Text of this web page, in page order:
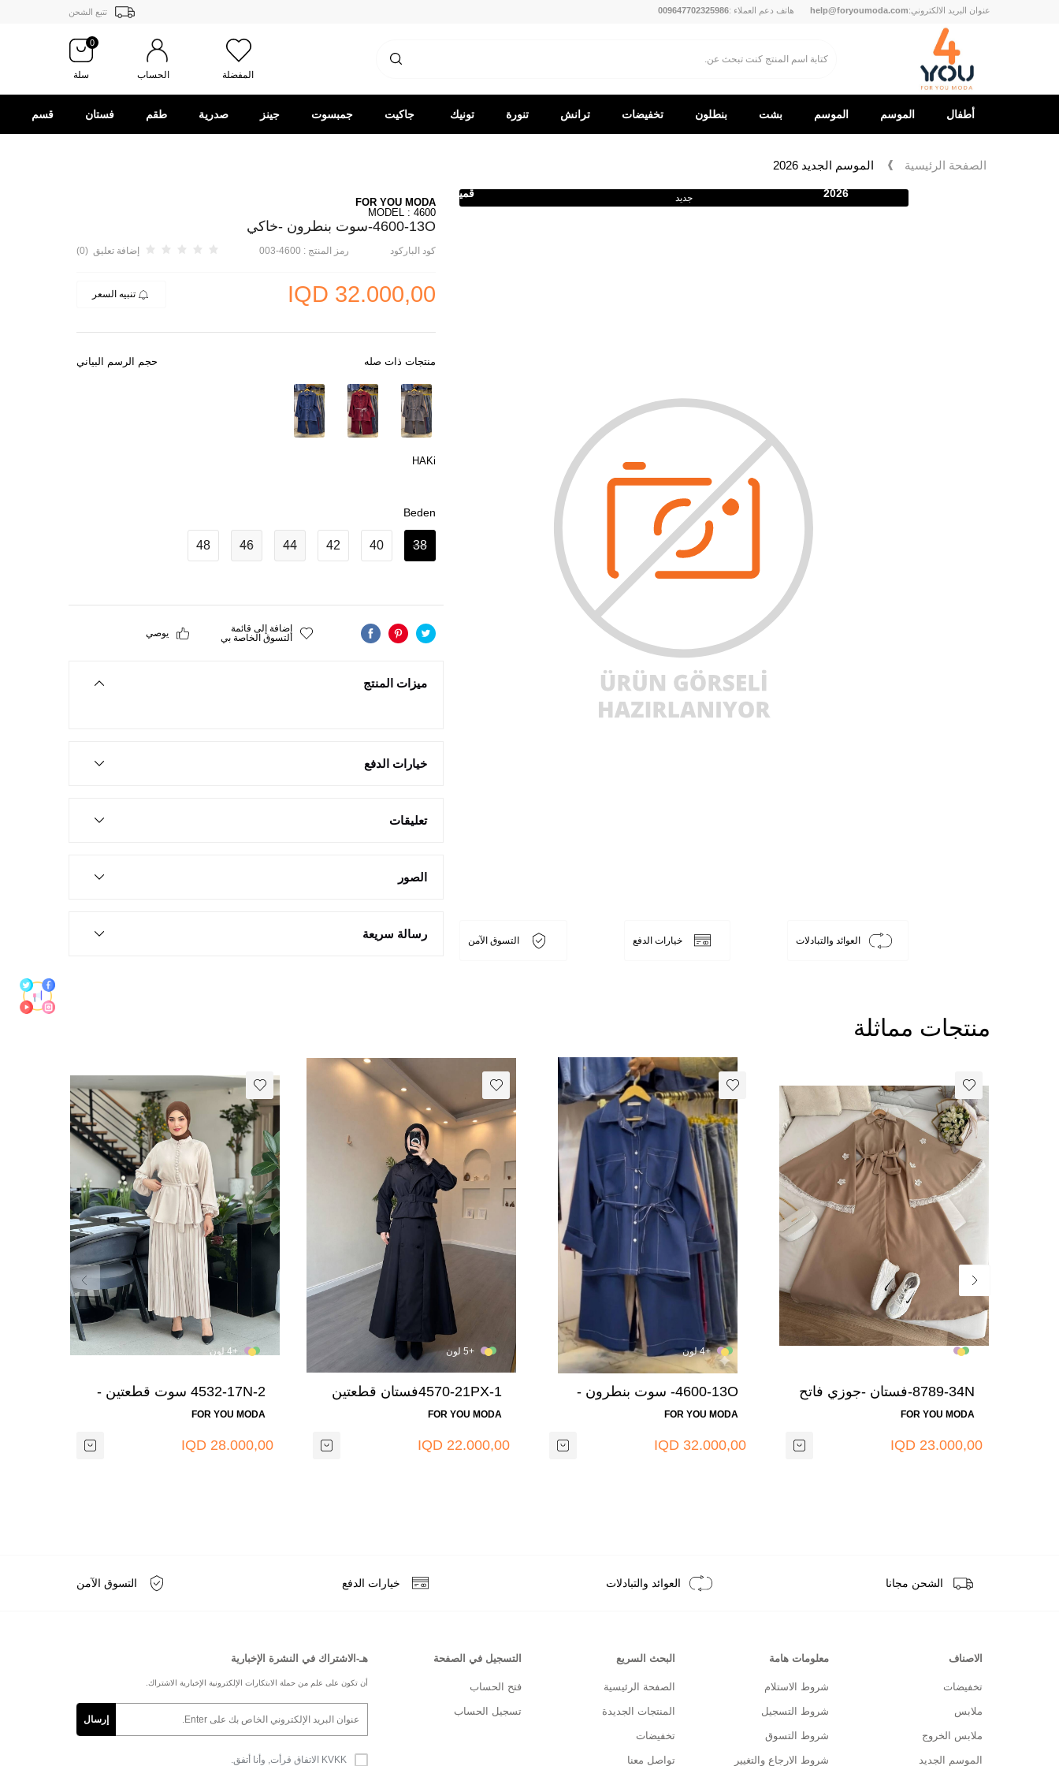
عنوان البريد الالكتروني:help@foryoumoda.com هاتف دعم العملاء :009647702325986 تتبع الشحن
المفضلة الحساب
0
سلة
أطفال الموسم الموسم
2026
بشت بنطلون تخفيضات ترانش تنورة تونيك
قميص
جاكيت جمبسوت جينز صدرية طقم فستان قسم
الصفحة الرئيسية الموسم الجديد 2026
جديد
العوائد والتبادلات خيارات الدفع التسوق الآمن
FOR YOU MODA
MODEL : 4600
4600-13O-سوت بنطرون -خاكي
كود الباركود رمز المنتج : 4600-003 إضافة تعليق (0)
32.000,00 تنبيه السعر
حجم الرسم البياني منتجات ذات صله
HAKi
Beden
38
40
42
44
46
48
إضافة إلى قائمة
التسوق الخاصة بي
يوصي
ميزات المنتج
خيارات الدفع
تعليقات
الصور
رسالة سريعة
منتجات مماثلة
8789-34N-فستان -جوزي فاتح
5
FOR YOU MODA
23.000,00 IQD
+4 لون
4600-13O- سوت بنطرون -
ازرق 5
FOR YOU MODA
32.000,00 IQD
+5 لون
4570-21PX-1فستان قطعتين
-اسود
FOR YOU MODA
22.000,00 IQD
+4 لون
4532-17N-2 سوت قطعتين -
بيج
FOR YOU MODA
28.000,00 IQD
الشحن مجانا العوائد والتبادلات خيارات الدفع التسوق الآمن
الاصناف
تخفيضات
ملابس
ملابس الخروج
الموسم الجديد
معلومات هامة
شروط الاستلام
شروط التسجيل
شروط التسوق
شروط الارجاع والتغيير
البحث السريع
الصفحة الرئيسية
المنتجات الجديدة
تخفيضات
تواصل معنا
التسجيل في الصفحة
فتح الحساب
تسجيل الحساب
هـ-الاشتراك في النشرة الإخبارية
أن تكون على علم من حملة الابتكارات الإلكترونية الإخبارية الاشتراك.
KVKK الاتفاق قرأت, وأنا أتفق.